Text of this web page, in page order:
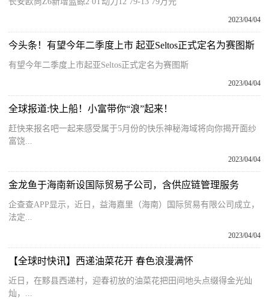
2023/04/04
今头条！有望今年二季度上市 起亚Seltos正式定名为赛图斯
有望今年二季度上市起亚Seltos正式定名为赛图斯
2023/04/04
全球报道:快上船！小富带你“浪”起来！
赶快来报名吧一起来感受属于5月份的快乐神秘海域将向你揭开面纱
富饶...
2023/04/04
金龙鱼于海南新设国际贸易子公司，含供应链管理服务
企查查APP显示，近日，益海嘉里（海南）国际贸易有限公司成立，
法定...
2023/04/04
【全球时快讯】西递油菜花开 春色浪漫满怀
近日，在黟县西递村，迎春初放的油菜花把田间地头点缀得金光灿
灿，...